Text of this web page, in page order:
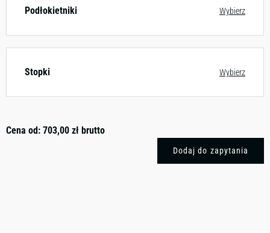
Podłokietniki Wybierz
Stopki Wybierz
Cena od: 703,00 zł brutto
Dodaj do zapytania